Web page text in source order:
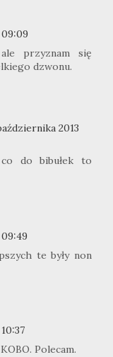
przyznam się
dzwonu.
2013
do bibułek to
te były non
Polecam.